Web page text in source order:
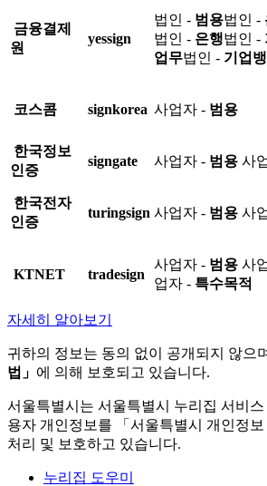
금융결제
원
yessign
법인 - 범용법인 -
법인 - 은행법인 -
업무법인 - 기업
코스콤 signkorea 사업자 - 범용
한국정보
인증
signgate 사업자 - 범용 사
한국전자
인증
turingsign 사업자 - 범용 사
KTNET tradesign
사업자 - 범용 사
업자 - 특수목적
자세히 알아보기
귀하의 정보는 동의 없이 공개되지 않으
법」 에 의해 보호되고 있습니다.
서울특별시는 서울특별시 누리집 서비
용자 개인정보를 「서울특별시 개인정
처리 및 보호하고 있습니다.
누리집 도우미